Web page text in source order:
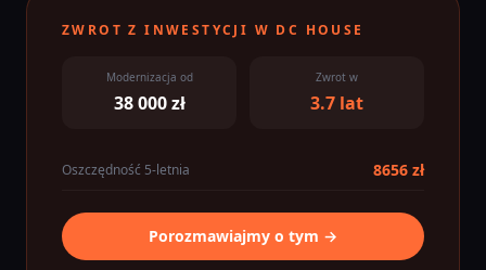
ZWROT Z INWESTYCJI W DC HOUSE
Modernizacja od
38 000 zł
Zwrot w
3.7 lat
Oszczędność 5-letnia 8656 zł
Porozmawiajmy o tym →